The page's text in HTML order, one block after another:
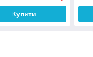
Купити